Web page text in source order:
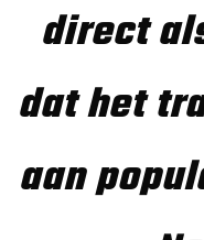
direct
dat het
aan